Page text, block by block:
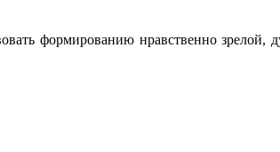
формированию нравственно